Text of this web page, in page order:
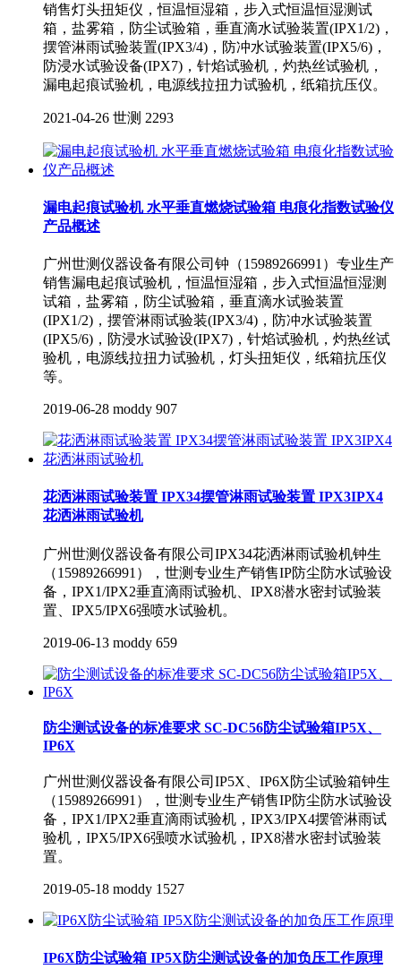
销售灯头扭矩仪，恒温恒湿箱，步入式恒温恒湿测试
箱，盐雾箱，防尘试验箱，垂直滴水试验装置(IPX1/2)，
摆管淋雨试验装置(IPX3/4)，防冲水试验装置(IPX5/6)，
防浸水试验设备(IPX7)，针焰试验机，灼热丝试验机，
漏电起痕试验机，电源线拉扭力试验机，纸箱抗压仪。
2021-04-26 世测 2293
漏电起痕试验机 水平垂直燃烧试验箱 电痕化指数试验仪
产品概述
广州世测仪器设备有限公司钟（15989266991）专业生产
销售漏电起痕试验机，恒温恒湿箱，步入式恒温恒湿测
试箱，盐雾箱，防尘试验箱，垂直滴水试验装置
(IPX1/2)，摆管淋雨试验装(IPX3/4)，防冲水试验装置
(IPX5/6)，防浸水试验设(IPX7)，针焰试验机，灼热丝试
验机，电源线拉扭力试验机，灯头扭矩仪，纸箱抗压仪
等。
2019-06-28 moddy 907
花洒淋雨试验装置 IPX34摆管淋雨试验装置 IPX3IPX4
花洒淋雨试验机
广州世测仪器设备有限公司IPX34花洒淋雨试验机钟生
（15989266991），世测专业生产销售IP防尘防水试验设
备，IPX1/IPX2垂直滴雨试验机、IPX8潜水密封试验装
置、IPX5/IPX6强喷水试验机。
2019-06-13 moddy 659
防尘测试设备的标准要求 SC-DC56防尘试验箱IP5X、
IP6X
广州世测仪器设备有限公司IP5X、IP6X防尘试验箱钟生
（15989266991），世测专业生产销售IP防尘防水试验设
备，IPX1/IPX2垂直滴雨试验机，IPX3/IPX4摆管淋雨试
验机，IPX5/IPX6强喷水试验机，IPX8潜水密封试验装
置。
2019-05-18 moddy 1527
IP6X防尘试验箱 IP5X防尘测试设备的加负压工作原理